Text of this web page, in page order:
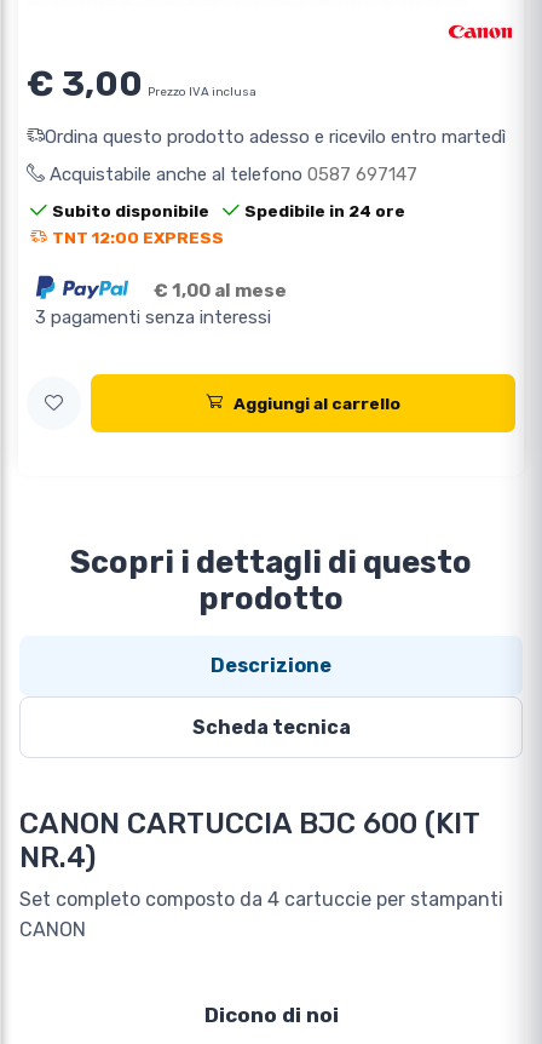
€ 3,00 Prezzo IVA inclusa
Ordina questo prodotto adesso e ricevilo entro martedì
Acquistabile anche al telefono 0587 697147
Subito disponibile
Spedibile in 24 ore
TNT 12:00 EXPRESS
€ 1,00 al mese
3 pagamenti senza interessi
Aggiungi al carrello
Scopri i dettagli di questo
prodotto
Descrizione
Scheda tecnica
CANON CARTUCCIA BJC 600 (KIT
NR.4)
Set completo composto da 4 cartuccie per stampanti
CANON
Dicono di noi